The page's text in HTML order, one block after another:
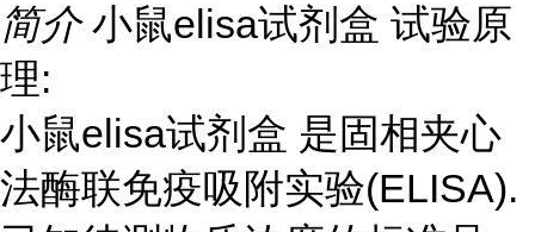
简介 小鼠elisa试剂盒 试验原
理:
小鼠elisa试剂盒 是固相夹心
法酶联免疫吸附实验(ELISA).